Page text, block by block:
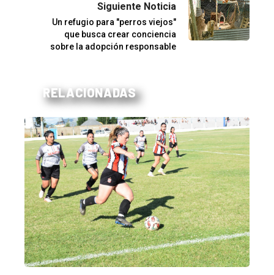
Siguiente Noticia
Un refugio para "perros viejos"
que busca crear conciencia
sobre la adopción responsable
RELACIONADAS